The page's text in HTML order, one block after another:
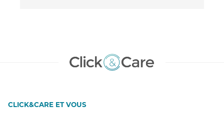
CLICK&CARE ET VOUS